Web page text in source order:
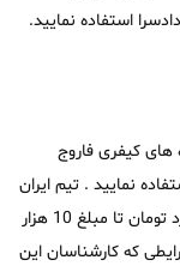
استفاده نمایید.
های کیفری فاروج
نمایید . تیم ایران
سند توانایی تامین وثیقه اجاره ای از مبلغ 1 میلیارد تومان تا مبلغ 10 هزار
که کارشناسان این